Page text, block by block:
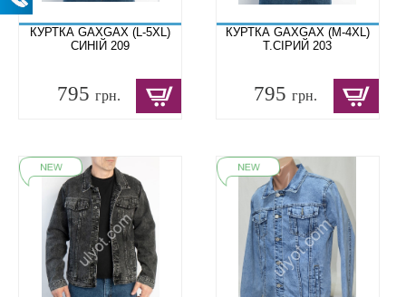
КУРТКА GAXGAX (L-5XL)
СИНІЙ 209
795 грн.
КУРТКА GAXGAX (M-4XL)
Т.СІРИЙ 203
795грн.